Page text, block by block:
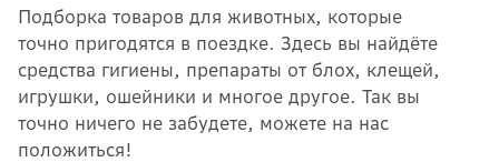
Подборка товаров для животных, которые
точно пригодятся в поездке. Здесь вы найдёте
средства гигиены, препараты от блох, клещей,
игрушки, ошейники и многое другое. Так вы
точно ничего не забудете, можете на нас
положиться!